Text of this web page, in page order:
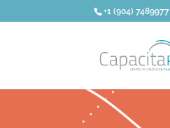
+1 (904) 7489977